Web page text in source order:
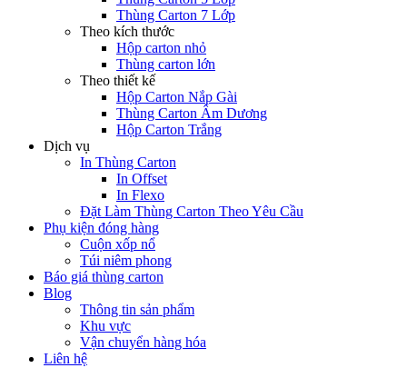
Thùng Carton 7 Lớp
Theo kích thước
Hộp carton nhỏ
Thùng carton lớn
Theo thiết kế
Hộp Carton Nắp Gài
Thùng Carton Âm Dương
Hộp Carton Trắng
Dịch vụ
In Thùng Carton
In Offset
In Flexo
Đặt Làm Thùng Carton Theo Yêu Cầu
Phụ kiện đóng hàng
Cuộn xốp nổ
Túi niêm phong
Báo giá thùng carton
Blog
Thông tin sản phẩm
Khu vực
Vận chuyển hàng hóa
Liên hệ